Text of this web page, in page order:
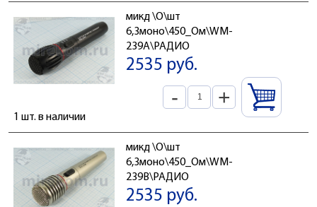
микд \O\шт
6,3моно\450_Ом\WM-
239A\РАДИО
2535 руб.
- +
1 шт. в наличии
микд \O\шт
6,3моно\450_Ом\WM-
239B\РАДИО
2535 руб.